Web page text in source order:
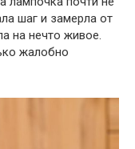
шаг и замерла от
на нечто живое.
жалобно